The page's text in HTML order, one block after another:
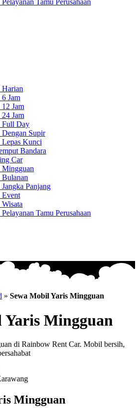
Tamu Perusahaan
Jam
Jam
Jam
Full Day
Supir
Kunci
Bandara
Car
Panjang
Event
Tamu Perusahaan
» Sewa Mobil Yaris Mingguan
Yaris Mingguan
di Rainbow Rent Car. Mobil bersih,
Mingguan